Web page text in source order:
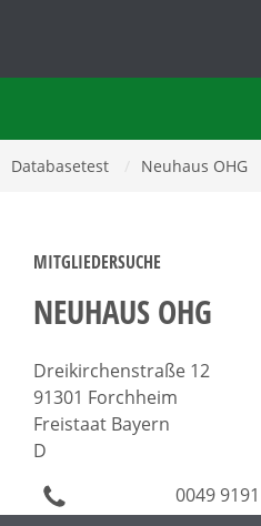
Databasetest Neuhaus OHG
MITGLIEDERSUCHE
NEUHAUS OHG
Dreikirchenstraße 12
91301 Forchheim
Freistaat Bayern
D
0049